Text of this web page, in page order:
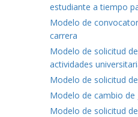
estudiante a tiempo
Modelo de
carrera
Modelo de solicitud
actividades
Modelo de solicitud
Modelo de cambio de
Modelo de solicitud